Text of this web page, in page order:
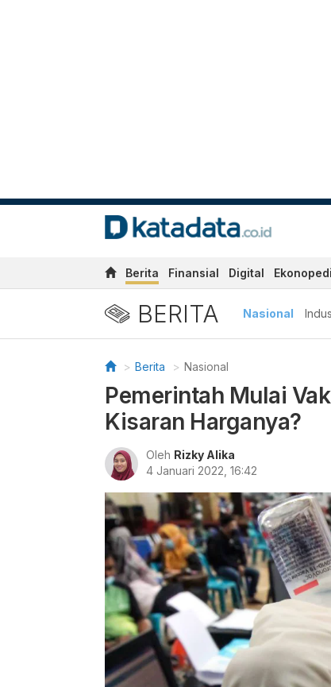
Berita Finansial Digital
BERITA Nasional
Berita Nasional
Pemerintah Mulai
Kisaran Harganya?
Oleh Rizky Alika
4 Januari 2022, 16:42